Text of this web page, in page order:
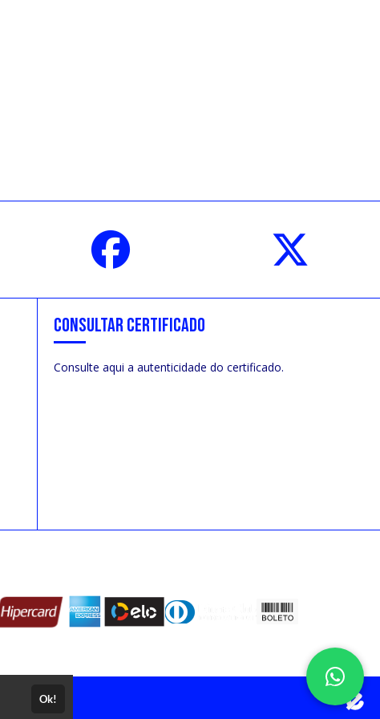
CONSULTAR CERTIFICADO
Consulte aqui a autenticidade do certificado.
Ok!